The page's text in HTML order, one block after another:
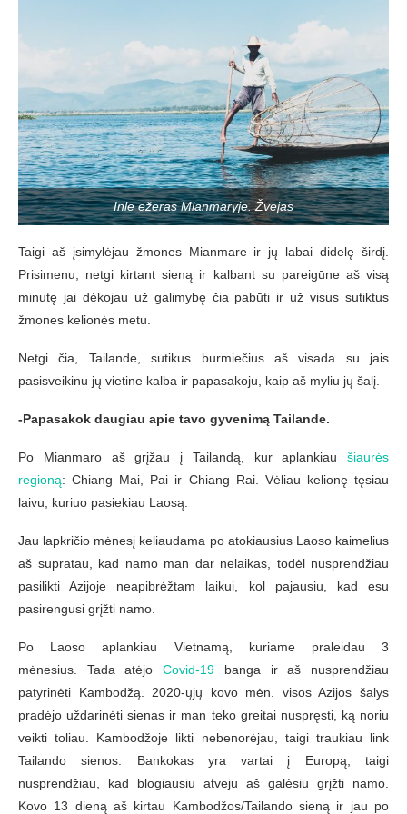
Inle ežeras Mianmaryje. Žvejas
Taigi aš įsimylėjau žmones Mianmare ir jų labai didelę širdį.
Prisimenu, netgi kirtant sieną ir kalbant su pareigūne aš visą
minutę jai dėkojau už galimybę čia pabūti ir už visus sutiktus
žmones kelionės metu.
Netgi čia, Tailande, sutikus burmiečius aš visada su jais
pasisveikinu jų vietine kalba ir papasakoju, kaip aš myliu jų šalį.
-Papasakok daugiau apie tavo gyvenimą Tailande.
Po Mianmaro aš grįžau į Tailandą, kur aplankiau šiaurės
regioną: Chiang Mai, Pai ir Chiang Rai. Vėliau kelionę tęsiau
laivu, kuriuo pasiekiau Laosą.
Jau lapkričio mėnesį keliaudama po atokiausius Laoso kaimelius
aš supratau, kad namo man dar nelaikas, todėl nusprendžiau
pasilikti Azijoje neapibrėžtam laikui, kol pajausiu, kad esu
pasirengusi grįžti namo.
Po Laoso aplankiau Vietnamą, kuriame praleidau 3
mėnesius. Tada atėjoCovid-19 banga ir aš nusprendžiau
patyrinėti Kambodžą. 2020-ųjų kovo mėn. visos Azijos šalys
pradėjo uždarinėti sienas ir man teko greitai nuspręsti, ką noriu
veikti toliau. Kambodžoje likti nebenorėjau, taigi traukiau link
Tailando sienos. Bankokas yra vartai į Europą, taigi
nusprendžiau, kad blogiausiu atveju aš galėsiu grįžti namo.
Kovo 13 dieną aš kirtau Kambodžos/Tailando sieną ir jau po